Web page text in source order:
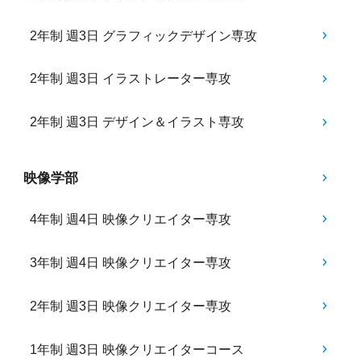
2年制 週3日 グラフィックデザイン専攻
2年制 週3日 イラストレーター専攻
2年制 週3日 デザイン＆イラスト専攻
映像学部
4年制 週4日 映像クリエイター専攻
3年制 週4日 映像クリエイター専攻
2年制 週3日 映像クリエイター専攻
1年制 週3日 映像クリエイターコース